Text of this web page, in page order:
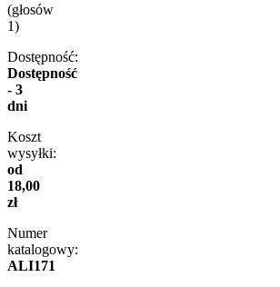
(głosów
1)
Dostępność:
Dostępność
- 3
dni
Koszt
wysyłki:
od
18,00
zł
Numer
katalogowy:
ALI171